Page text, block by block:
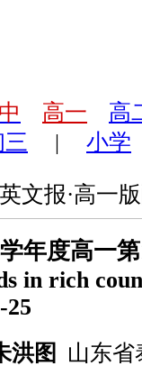
高一 高
三 | 小学
文报·高一
年度高一
in rich
25
洪图
山东省